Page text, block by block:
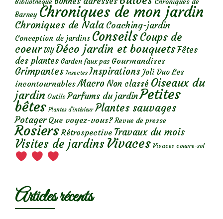
Barney Chroniques de mon jardin
Chroniques de Nala Coaching-jardin
Conception de jardins ConseilsCoups de
coeur DIY Déco jardin et bouquetsFêtes
des plantes Garden faux pas Gourmandises
Grimpantes Insectes Inspirations Joli Duo Les
incontournables Macro Non classé Oiseaux du
jardin Outils Parfums du jardinPetites
bêtes Plantes d’intérieur Plantes sauvages
Potager Que voyez-vous? Revue de presse
Rosiers Rétrospective Travaux du mois
Visites de jardins Vivaces Vivaces couvre-sol
Articles récents